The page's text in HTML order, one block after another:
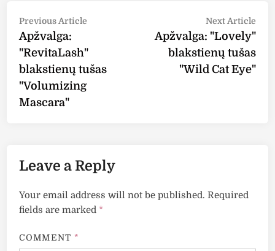
Post
navigation
Previous Article
Apžvalga:
"RevitaLash"
blakstienų tušas
"Volumizing
Mascara"
Next Article
Apžvalga: "Lovely"
blakstienų tušas
"Wild Cat Eye"
Leave a Reply
Your email address will not be published. Required
fields are marked *
COMMENT *